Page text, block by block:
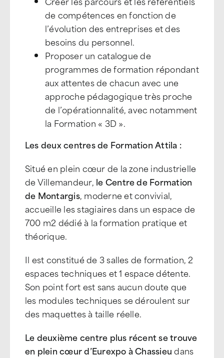
de compétences en fonction de
l’évolution des entreprises et des
besoins du personnel.
Proposer un catalogue de
programmes de formation répondant
aux attentes de chacun avec une
approche pédagogique très proche
de l’opérationnalité, avec notamment
la Formation « 3D ».
Les deux centres de Formation Attila :
Situé en plein cœur de la zone industrielle
de Villemandeur, le Centre de Formation
de Montargis, moderne et convivial,
accueille les stagiaires dans un espace de
700 m2 dédié à la formation pratique et
théorique.
Il est constitué de 3 salles de formation, 2
espaces techniques et 1 espace détente.
Son point fort est sans aucun doute que
les modules techniques se déroulent sur
des maquettes à taille réelle.
Le deuxième centre plus récent se trouve
en plein cœur d’Eurexpo à Chassieudans